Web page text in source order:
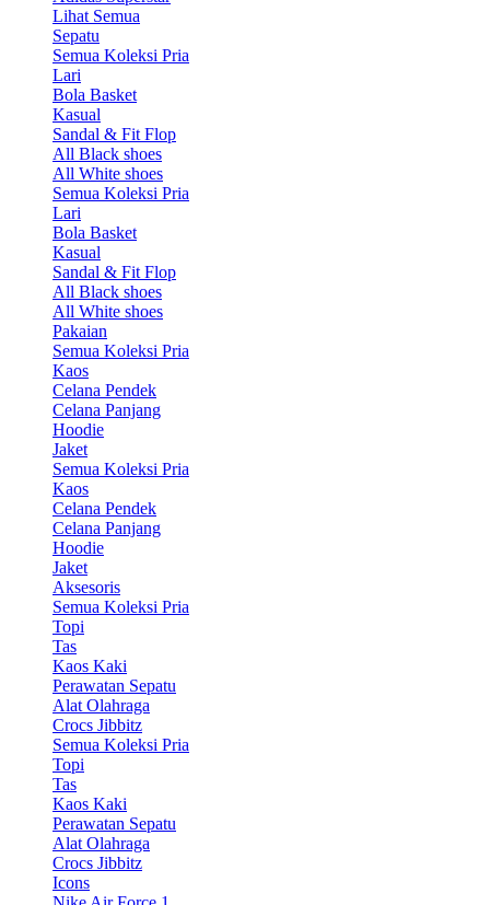
Lihat Semua
Sepatu
Semua Koleksi Pria
Lari
Bola Basket
Kasual
Sandal & Fit Flop
All Black shoes
All White shoes
Semua Koleksi Pria
Lari
Bola Basket
Kasual
Sandal & Fit Flop
All Black shoes
All White shoes
Pakaian
Semua Koleksi Pria
Kaos
Celana Pendek
Celana Panjang
Hoodie
Jaket
Semua Koleksi Pria
Kaos
Celana Pendek
Celana Panjang
Hoodie
Jaket
Aksesoris
Semua Koleksi Pria
Topi
Tas
Kaos Kaki
Perawatan Sepatu
Alat Olahraga
Crocs Jibbitz
Semua Koleksi Pria
Topi
Tas
Kaos Kaki
Perawatan Sepatu
Alat Olahraga
Crocs Jibbitz
Icons